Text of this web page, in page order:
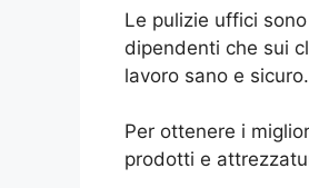
Le pulizie uffici
dipendenti che sui
lavoro sano e sicuro.
Per ottenere i
prodotti e